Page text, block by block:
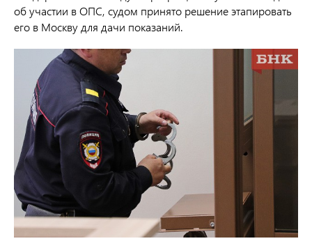
об участии в ОПС, судом принято решение этапировать
его в Москву для дачи показаний.